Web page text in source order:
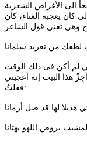
الى الأغراض الشعرية
كان يعجبه الغناء، كان
لطفك من تغريد سلمانا
لم أكن فى ذلك الوقت
هذا البيت إنه أعجبني
فقلتُ:
لها قد ضل أزمانا
بروض اللهو بهتانا